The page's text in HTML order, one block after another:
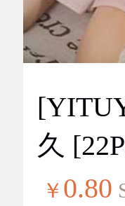
久
￥ 0.80